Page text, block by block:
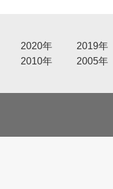
2020年
2019年
2010年 2005年